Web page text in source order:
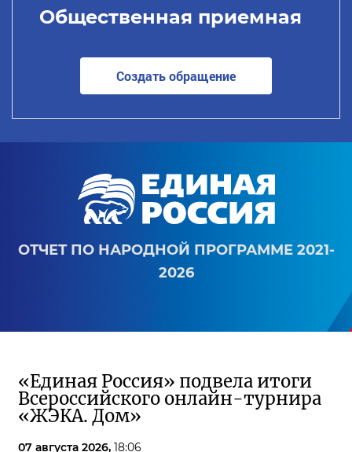
Общественная приемная
Создать обращение
ОТЧЕТ ПО НАРОДНОЙ ПРОГРАММЕ 2021-
2026
«Единая Россия» подвела итоги
Всероссийского онлайн-турнира
«ЖЭКА. Дом»
07 августа 2026, 18:06